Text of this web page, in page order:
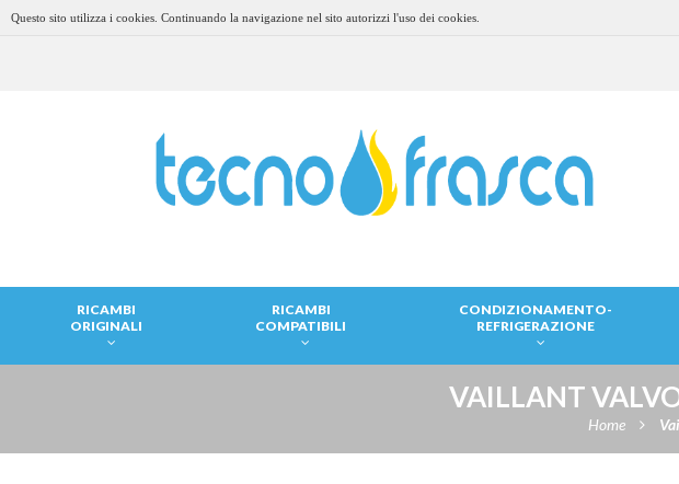
Questo sito utilizza i cookies. Continuando la navigazione nel sito autorizzi l'uso dei cookies.
RICAMBI
ORIGINALI
RICAMBI
COMPATIBILI
CONDIZIONAMENTO-
REFRIGERAZIONE
VAILLANT
Home